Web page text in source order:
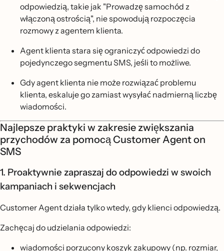
odpowiedzią, takie jak "Prowadzę samochód z
włączoną ostrością", nie spowodują rozpoczęcia
rozmowy z agentem klienta.
Agent klienta stara się ograniczyć odpowiedzi do
pojedynczego segmentu SMS, jeśli to możliwe.
Gdy agent klienta nie może rozwiązać problemu
klienta, eskaluje go zamiast wysyłać nadmierną liczbę
wiadomości.
Najlepsze praktyki w zakresie zwiększania
przychodów za pomocą Customer Agent on
SMS
1. Proaktywnie zapraszaj do odpowiedzi w swoich
kampaniach i sekwencjach
Customer Agent działa tylko wtedy, gdy klienci odpowiedzą.
Zachęcaj do udzielania odpowiedzi:
wiadomości porzucony koszyk zakupowy (np. rozmiar,